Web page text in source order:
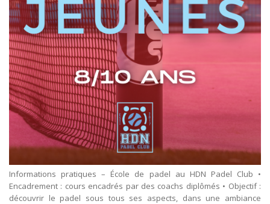
Informations pratiques – École de padel au HDN Padel Club •
Encadrement : cours encadrés par des coachs diplômés • Objectif :
découvrir le padel sous tous ses aspects, dans une ambiance